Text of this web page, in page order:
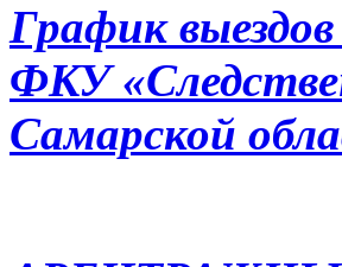
График
ФКУ
Самарской